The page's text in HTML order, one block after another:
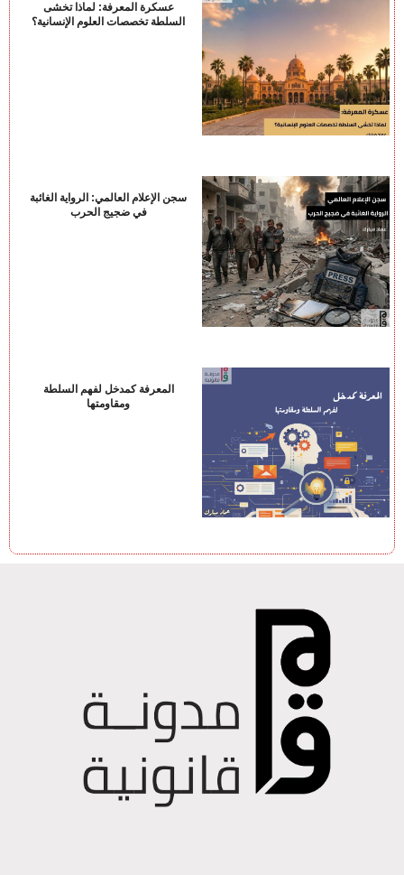
عسكرة المعرفة: لماذا تخشى
السلطة تخصصات العلوم الإنسانية؟
سجن الإعلام العالمي: الرواية الغائبة
في ضجيج الحرب
المعرفة كمدخل لفهم السلطة
ومقاومتها